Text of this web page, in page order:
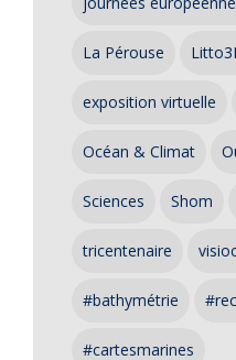
La Pérouse
exposition virtuelle
Océan & Climat
Sciences Shom
tricentenaire
#bathymétrie
#cartesmarines